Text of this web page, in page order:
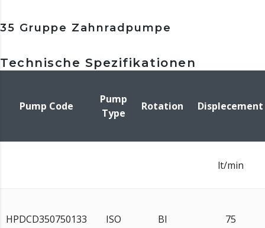
35 Gruppe Zahnradpumpe
Technische Spezifikationen
Pump Code
Pump
Type
Rotation Displecement
lt/min
HPDCD350750133 ISO BI 75